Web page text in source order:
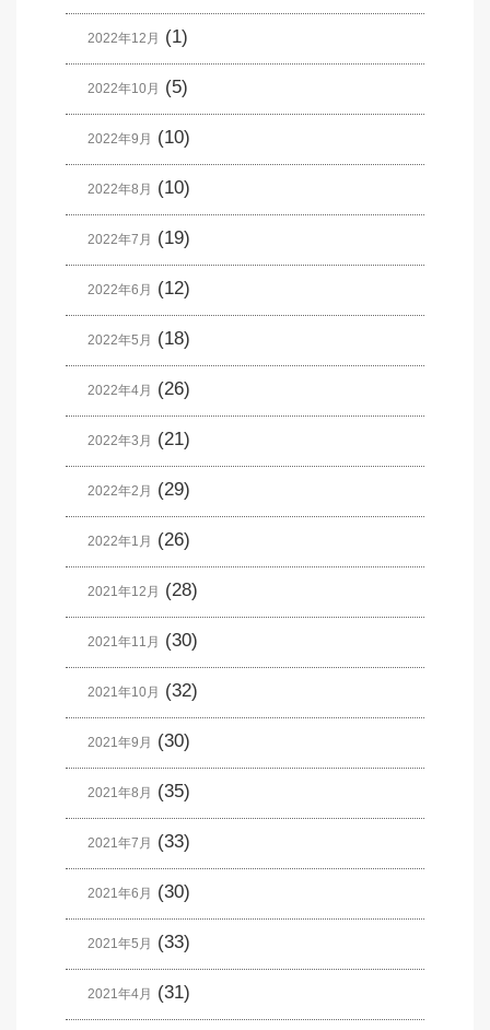
2022年12月 (1)
2022年10月 (5)
2022年9月 (10)
2022年8月 (10)
2022年7月 (19)
2022年6月 (12)
2022年5月 (18)
2022年4月 (26)
2022年3月 (21)
2022年2月 (29)
2022年1月 (26)
2021年12月 (28)
2021年11月 (30)
2021年10月 (32)
2021年9月 (30)
2021年8月 (35)
2021年7月 (33)
2021年6月 (30)
2021年5月 (33)
2021年4月 (31)